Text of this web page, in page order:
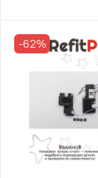
-62%